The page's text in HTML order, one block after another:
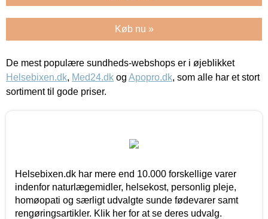
Køb nu »
De mest populære sundheds-webshops er i øjeblikket
Helsebixen.dk, Med24.dk og Apopro.dk, som alle har et stort
sortiment til gode priser.
Helsebixen.dk har mere end 10.000 forskellige varer
indenfor naturlægemidler, helsekost, personlig pleje,
homøopati og særligt udvalgte sunde fødevarer samt
rengøringsartikler. Klik her for at se deres udvalg.